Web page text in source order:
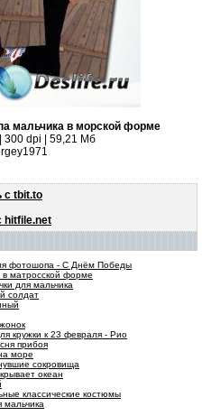
мальчика в морской форме
300 dpi | 59,21 Мб
с tbit.to
hitfile.net
фотошопа - С Днём Победы
матросской форме
для мальчика
солдат
кружки к 23 февраля - Рио
прибоя
море
сокровища
океан
классические костюмы